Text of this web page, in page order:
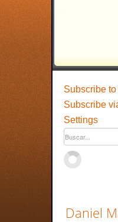
Subscribe
Subscribe
Settings
Daniel